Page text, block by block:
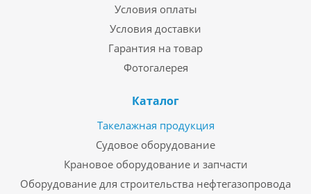
Условия оплаты
Условия доставки
Гарантия на товар
Фотогалерея
Каталог
Такелажная продукция
Судовое оборудование
Крановое оборудование и запчасти
Оборудование для строительства нефтегазопровода